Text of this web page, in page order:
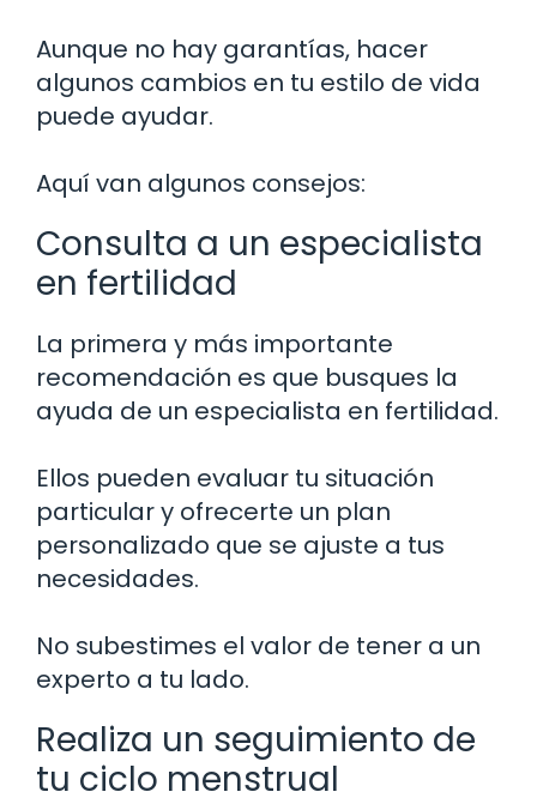
Aunque no hay garantías, hacer
algunos cambios en tu estilo de vida
puede ayudar.
Aquí van algunos consejos:
Consulta a un especialista
en fertilidad
La primera y más importante
recomendación es que busques la
ayuda de un especialista en fertilidad.
Ellos pueden evaluar tu situación
particular y ofrecerte un plan
personalizado que se ajuste a tus
necesidades.
No subestimes el valor de tener a un
experto a tu lado.
Realiza un seguimiento de
tu ciclo menstrual